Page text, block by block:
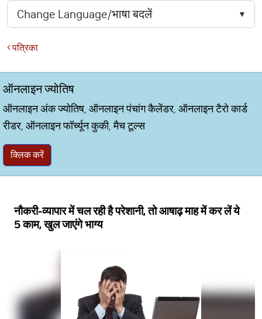
पत्रिका
ऑनलाइन ज्योतिष
ऑनलाइन अंक ज्योतिष, ऑनलाइन पंचांग कैलेंडर, ऑनलाइन टैरो कार्ड
रीडर, ऑनलाइन फॉर्च्यून कुकी, मैच टूल्स
क्लिक करें
नौकरी-व्यापार में चल रही है परेशानी, तो आषाढ़ माह में कर लें ये
5 काम, खुल जाएंगे भाग्य